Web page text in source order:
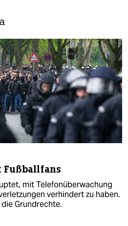
Fußballfans
mit Telefonüberwachung
verhindert zu haben.
Grundrechte.